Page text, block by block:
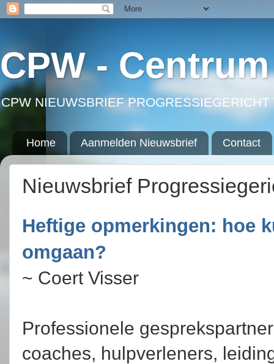
CPW -
CPW NIEUWSBRIEF
Home Aanmelden Nieuwsbrief Contact
Nieuwsbrief
Heftige opmerkingen: hoe
omgaan?
~ Coert Visser
Professionele
coaches, hulpverleners,